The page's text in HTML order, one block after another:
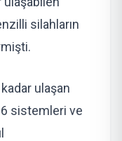
silahların
ulaşan
sistemleri ve